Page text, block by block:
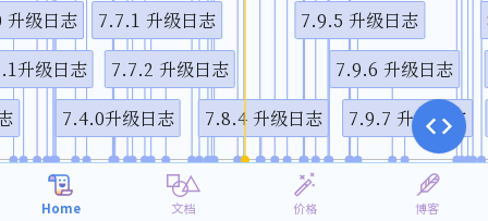
7.9.7 升级日志
7.9.6 升级日志
7.9.5 升级日志
7.8.4 升级日志
7.7.2 升级日志
7.7.1 升级日志
7.4.0升级日志
升级日志
级日志
2020
4月 7月 10月
1月
Home 文档 价格 博客